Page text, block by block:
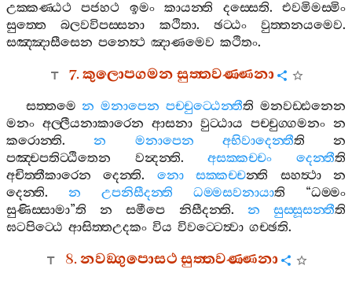
උක‍්කණ‍්ඨථ
පජහථ ඉමං කායන‍්ති දස‍්සෙති.එවමිමස‍්මිං
සුත‍්තෙ
බලවවිපස‍්සනා කථිතා. ඡට‍්ඨං වුත‍්තනයමෙව.
සඤ‍්ඤාසීසෙන පනෙත්‍ථ ඤාණමෙව කථිතං.
7.කුලොපගමනසුත‍්තවණ‍්ණනා
සත‍්තමෙ න මනාපෙන පච‍්චුට‍්ඨෙන‍්තීති මනවඩ‍්ඪනෙන
මනං අල‍්ලීයනාකාරෙන ආසනා වුට‍්ඨාය පච‍්චුග‍්ගමනං න
කරොන‍්ති.න මනාපෙන අභිවාදෙන‍්තීති
න
පඤ‍්චපතිට‍්ඨිතෙන
වන්‍දන‍්ති.අසක‍්කච‍්චං දෙන‍්තීති
අචිත‍්තීකාරෙන
දෙන‍්ති. නො සක‍්කච‍්චන‍්ති සහත්‍ථා
න
දෙන‍්ති. න උපනිසීදන‍්ති ධම‍්මසවනායාති “ධම‍්මං
සුණිස‍්සාමා”ති න සමීපෙ නිසීදන‍්ති. න සුස‍්සූසන‍්තීති
ඝටපිට‍්ඨෙ ආසිත‍්තඋදකං විය විවට‍්ටෙත්‍වා ගච‍්ඡති.
8.නවඞ‍්ගුපොසථසුත‍්තවණ‍්ණනා